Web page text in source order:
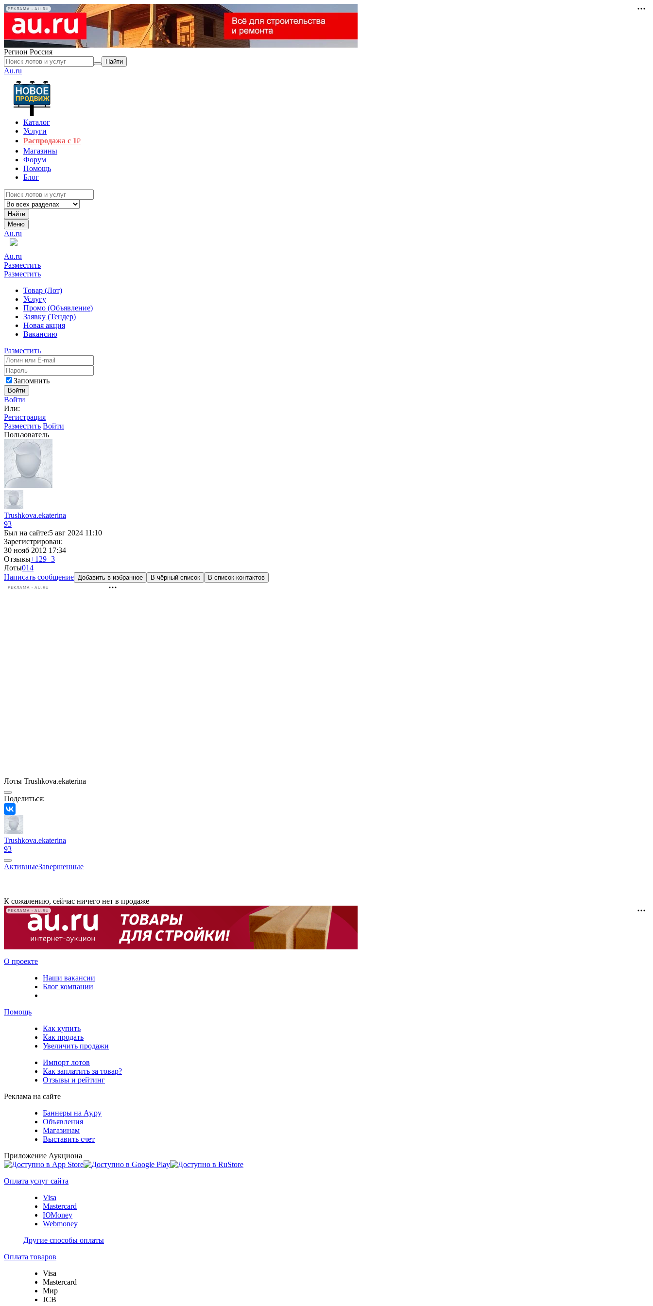
РЕКЛАМА • AU.RU
Регион Россия
Найти
Au.ru
Каталог
Услуги
Распродажа с 1₽
Магазины
Форум
Помощь
Блог
Найти
Меню
Au.ru
Au.ru
Разместить
Разместить
Товар (Лот)
Услугу
Промо (Объявление)
Заявку (Тендер)
Новая акция
Вакансию
Разместить
Запомнить
Войти
Войти
Или:
Регистрация
Разместить Войти
Пользователь
Trushkova.ekaterina
93
Был на сайте:5 авг 2024 11:10
Зарегистрирован:
30 нояб 2012 17:34
Отзывы+129−3
Лоты014
Написать сообщение Добавить в избранное В чёрный список В список контактов
РЕКЛАМА • AU.RU
Лоты Trushkova.ekaterina
Поделиться:
Trushkova.ekaterina
93
АктивныеЗавершенные
К сожалению, сейчас ничего нет в продаже
РЕКЛАМА • AU.RU
О проекте
Наши вакансии
Блог компании
Помощь
Как купить
Как продать
Увеличить продажи
Импорт лотов
Как заплатить за товар?
Отзывы и рейтинг
Реклама на сайте
Баннеры на Ау.ру
Объявления
Магазинам
Выставить счет
Приложение Аукциона
Оплата услуг сайта
Visa
Mastercard
ЮMoney
Webmoney
Другие способы оплаты
Оплата товаров
Visa
Mastercard
Мир
JCB